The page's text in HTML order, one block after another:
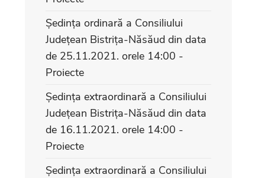
Ședința ordinară a Consiliului
Județean Bistrița-Năsăud din data
de 25.11.2021. orele 14:00 -
Proiecte
Ședința extraordinară a Consiliului
Județean Bistrița-Năsăud din data
de 16.11.2021. orele 14:00 -
Proiecte
Ședința extraordinară a Consiliului